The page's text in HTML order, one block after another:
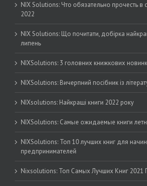
NIX Solutions: Что обязательно прочесть в
2022
NIX Solutions: Що почитати, добірка
липень
NIXSolutions: 3 головних книжкових
NIXSolutions: Вичерпний посібник із
NIXsolutions: Найкращі книги 2022 року
NIXSolutions: Самые ожидаемые книги
NIXSolutions: Топ 10 лучших книг для
предпринимателей
Nixsolutions: Топ Самых Лучших Книг 2021